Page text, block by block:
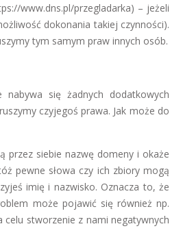
www.dns.pl/przegladarka) – jeżeli
dokonania takiej czynności).
tym samym praw innych osób.
się żadnych dodatkowych
czyjegoś prawa. Jak może do
przez siebie nazwę domeny i okaże
pewne słowa czy ich zbiory mogą
imię i nazwisko. Oznacza to, że
może pojawić się również np.
stworzenie z nami negatywnych